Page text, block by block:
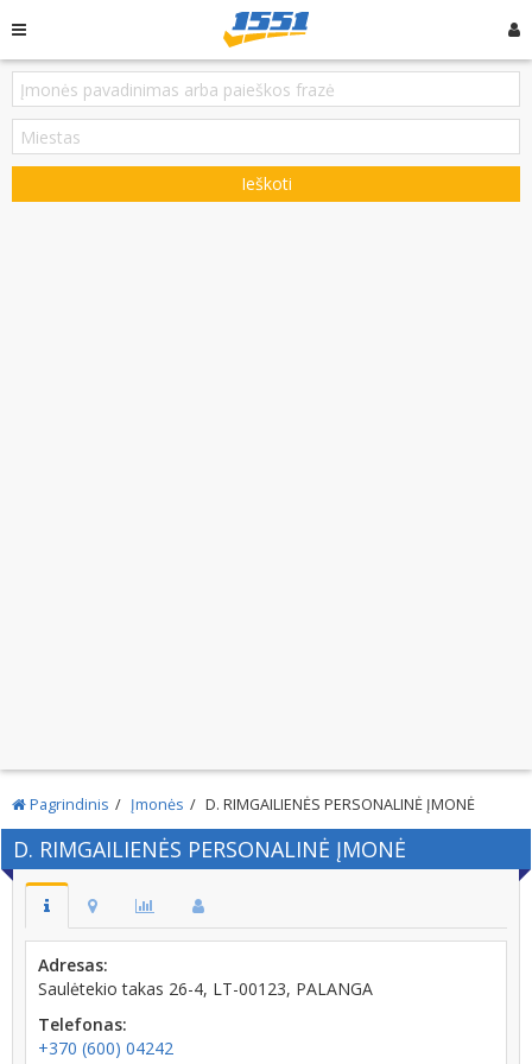
Ieškoti
Pagrindinis Įmonės D. RIMGAILIENĖS PERSONALINĖ ĮMONĖ
D. RIMGAILIENĖS PERSONALINĖ ĮMONĖ
Adresas:
Saulėtekio takas 26-4, LT-00123, PALANGA
Telefonas:
+370 (600) 04242